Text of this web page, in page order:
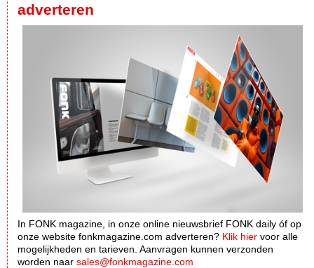
adverteren
In FONK magazine, in onze online nieuwsbrief FONK daily óf op
onze website fonkmagazine.com adverteren? Klik hier voor alle
mogelijkheden en tarieven. Aanvragen kunnen verzonden
worden naar sales@fonkmagazine.com